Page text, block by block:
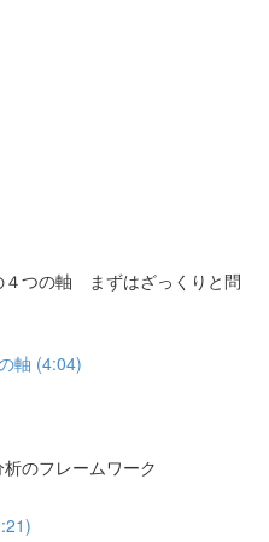
つの軸 まずはざっくりと問
軸 (4:04)
のフレームワーク